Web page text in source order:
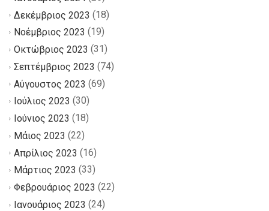
Δεκέμβριος 2023 (18)
Νοέμβριος 2023 (19)
Οκτώβριος 2023 (31)
Σεπτέμβριος 2023 (74)
Αύγουστος 2023 (69)
Ιούλιος 2023 (30)
Ιούνιος 2023 (18)
Μάιος 2023 (22)
Απρίλιος 2023 (16)
Μάρτιος 2023 (33)
Φεβρουάριος 2023 (22)
Ιανουάριος 2023 (24)